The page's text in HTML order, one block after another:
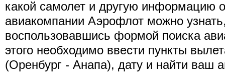
какой самолет и другую информацию
авиакомпании Аэрофлот можно
воспользовавшись формой поиска
этого необходимо ввести пункты
(Оренбург - Анапа), дату и найти ваш